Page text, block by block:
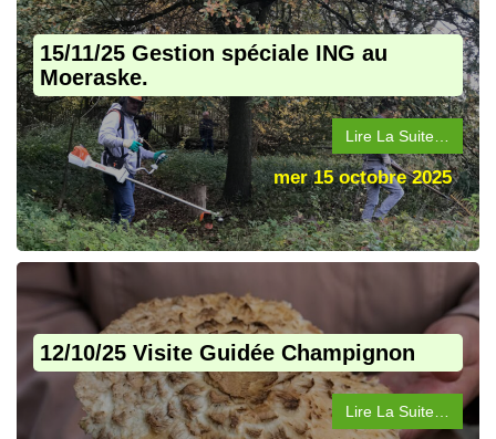
15/11/25 Gestion spéciale ING au
Moeraske.
Lire La Suite…
mer 15 octobre 2025
12/10/25 Visite Guidée Champignon
Lire La Suite…